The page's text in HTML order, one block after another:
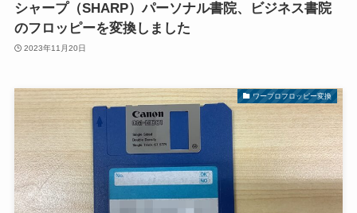
シャープ（SHARP）パーソナル書院、ビジネス書院
のフロッピーを変換しました
2023年11月20日
ワープロフロッピー変換